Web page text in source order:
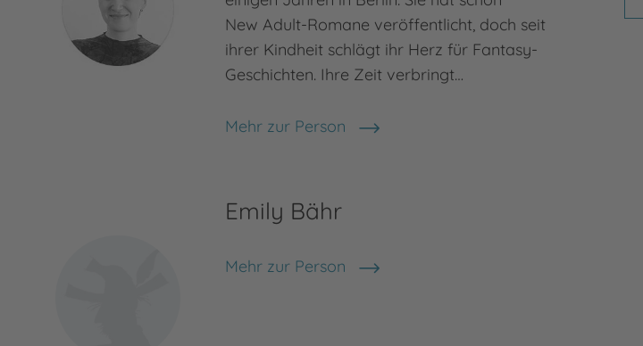
New Adult-Romane veröffentlicht, doch seit
ihrer Kindheit schlägt ihr Herz für Fantasy-
Geschichten. Ihre Zeit verbringt…
Mehr zur Person
Fam Schaper
Emily Bähr
Mehr zur Person
Emily Bähr